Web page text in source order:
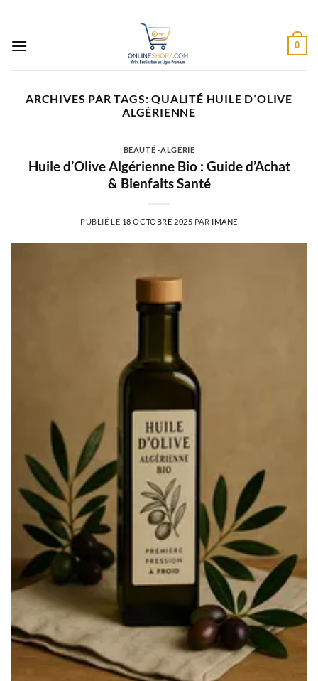
contenu
0
ARCHIVES PAR TAGS:QUALITÉ HUILE D’OLIVE
ALGÉRIENNE
BEAUTÉ -ALGÉRIE
Huile d’Olive Algérienne Bio : Guide d’Achat
& Bienfaits Santé
PUBLIÉ LE 18 OCTOBRE 2025 PAR IMANE